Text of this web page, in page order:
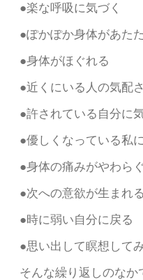
●楽な呼吸に気づく
●ぽかぽか身体があた
●身体がほぐれる
●近くにいる人の気配
●許されている自分に
●優しくなっている私
●身体の痛みがやわらぐ
●次への意欲が生まれる
●時に弱い自分に戻る
●思い出して瞑想して
そんな繰り返しのなか